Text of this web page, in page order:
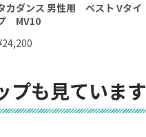
カダンス 男性用 ベスト Vタイ
MV10
24,200
プも見ています